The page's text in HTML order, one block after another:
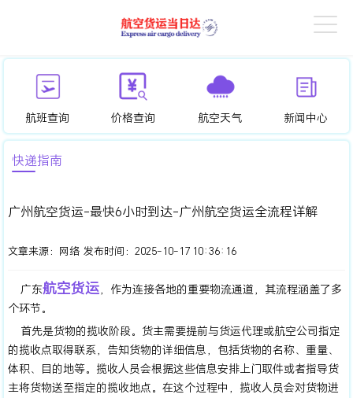
航班查询 价格查询 航空天气 新闻中心
快递指南
广州航空货运-最快6小时到达-广州航空货运全流程详解
文章来源： 网络 发布时间： 2025-10-17 10:36:16
广东航空货运，作为连接各地的重要物流通道，其流程涵盖了多
个环节。
首先是货物的揽收阶段。货主需要提前与货运代理或航空公司指定
的揽收点取得联系，告知货物的详细信息，包括货物的名称、重量、
体积、目的地等。揽收人员会根据这些信息安排上门取件或者指导货
主将货物送至指定的揽收地点。在这个过程中，揽收人员会对货物进